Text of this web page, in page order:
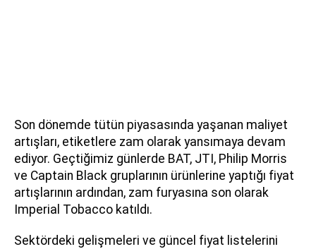
Son dönemde tütün piyasasında yaşanan maliyet
artışları, etiketlere zam olarak yansımaya devam
ediyor. Geçtiğimiz günlerde BAT, JTI, Philip Morris
ve Captain Black gruplarının ürünlerine yaptığı fiyat
artışlarının ardından, zam furyasına son olarak
Imperial Tobacco katıldı.
Sektördeki gelişmeleri ve güncel fiyat listelerini